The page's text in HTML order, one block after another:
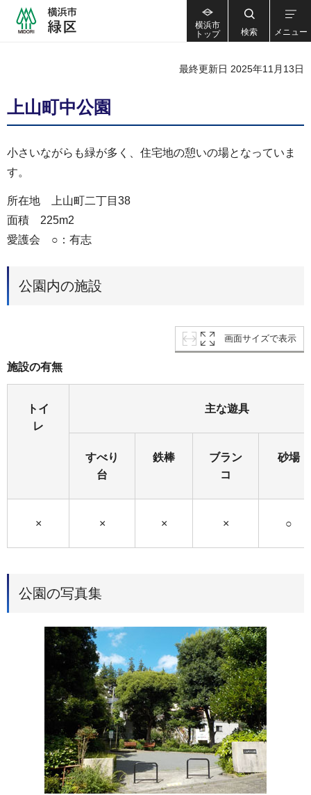
横浜市
トップ
検索 メニュー
最終更新日 2025年11月13日
上山町中公園
小さいながらも緑が多く、住宅地の憩いの場となっていま
す。
所在地 上山町二丁目38
面積 225m2
愛護会 ○：有志
公園内の施設
画面サイズで表示
施設の有無
トイ
レ
主な遊具
すべり
台
鉄棒
ブラン
コ
砂場
× × × × ○
公園の写真集